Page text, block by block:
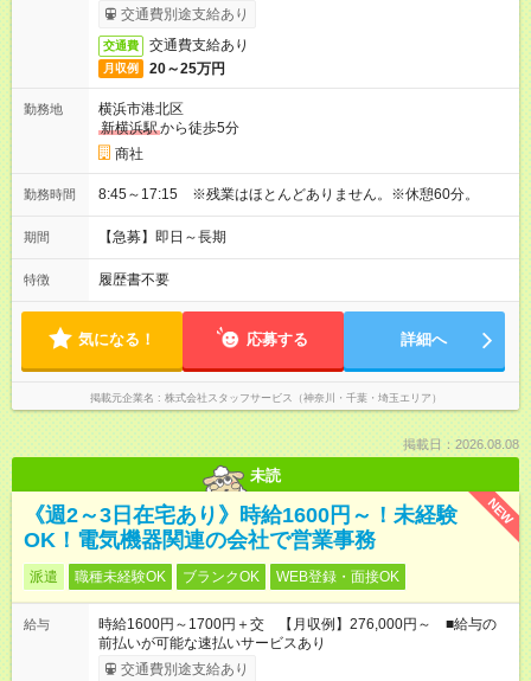
交通費別途支給あり
交通費 交通費支給あり
月収例 20～25万円
勤務地
横浜市港北区
新横浜駅から徒歩5分
商社
勤務時間 8:45～17:15 ※残業はほとんどありません。※休憩60分。
期間 【急募】即日～長期
特徴 履歴書不要
気になる！ 応募する 詳細へ
掲載元企業名 株式会社スタッフサービス（神奈川・千葉・埼玉エリア）
掲載日：2026.08.08
未読
NEW
《週2～3日在宅あり》時給1600円～！未経験
OK！電気機器関連の会社で営業事務
派遣 職種未経験OK ブランクOK WEB登録・面接OK
給与
時給1600円～1700円＋交 【月収例】276,000円～ ■給与の
前払いが可能な速払いサービスあり
交通費別途支給あり